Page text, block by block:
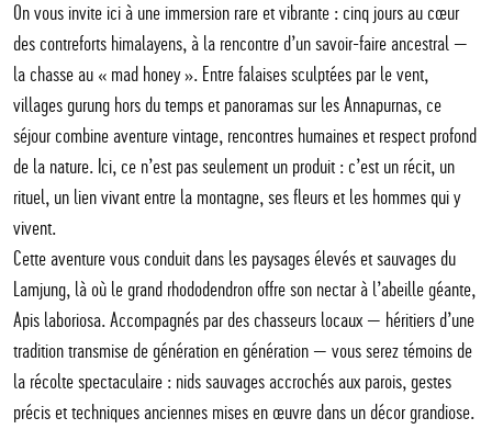
On vous invite ici à une immersion rare et vibrante : cinq jours au cœur
des contreforts himalayens, à la rencontre d’un savoir-faire ancestral —
la chasse au « mad honey ». Entre falaises sculptées par le vent,
villages gurung hors du temps et panoramas sur les Annapurnas, ce
séjour combine aventure vintage, rencontres humaines et respect profond
de la nature. Ici, ce n’est pas seulement un produit : c’est un récit, un
rituel, un lien vivant entre la montagne, ses fleurs et les hommes qui y
vivent.
Cette aventure vous conduit dans les paysages élevés et sauvages du
Lamjung, là où le grand rhododendron offre son nectar à l’abeille géante,
Apis laboriosa. Accompagnés par des chasseurs locaux — héritiers d’une
tradition transmise de génération en génération — vous serez témoins de
la récolte spectaculaire : nids sauvages accrochés aux parois, gestes
précis et techniques anciennes mises en œuvre dans un décor grandiose.